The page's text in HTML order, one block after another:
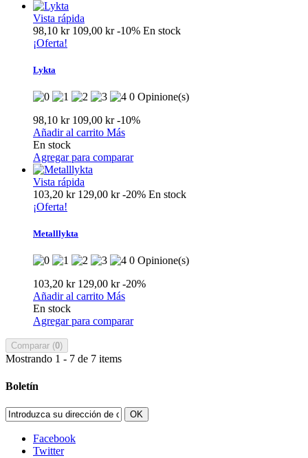
Vista rápida
98,10 kr 109,00 kr-10% En stock
¡Oferta!
Lykta
0 Opinione(s)
98,10 kr 109,00 kr-10%
Añadir al carrito Más
En stock
Agregar para comparar
Vista rápida
103,20 kr 129,00 kr-20% En stock
¡Oferta!
Metalllykta
0 Opinione(s)
103,20 kr 129,00 kr-20%
Añadir al carrito Más
En stock
Agregar para comparar
Comparar (0)
Mostrando 1 - 7 de 7 items
Boletín
OK
Facebook
Twitter